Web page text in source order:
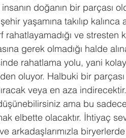
insanın doğanın bir parçası
yaşamına takılıp
rahatlayamadığı ve stresten
gerek olmadığı halde
rahatlama yolu, yani
oluyor. Halbuki bir
veya en aza indirecektir.
ama bu
elbette olacaktır. İhtiyaç
arkadaşlarımızla